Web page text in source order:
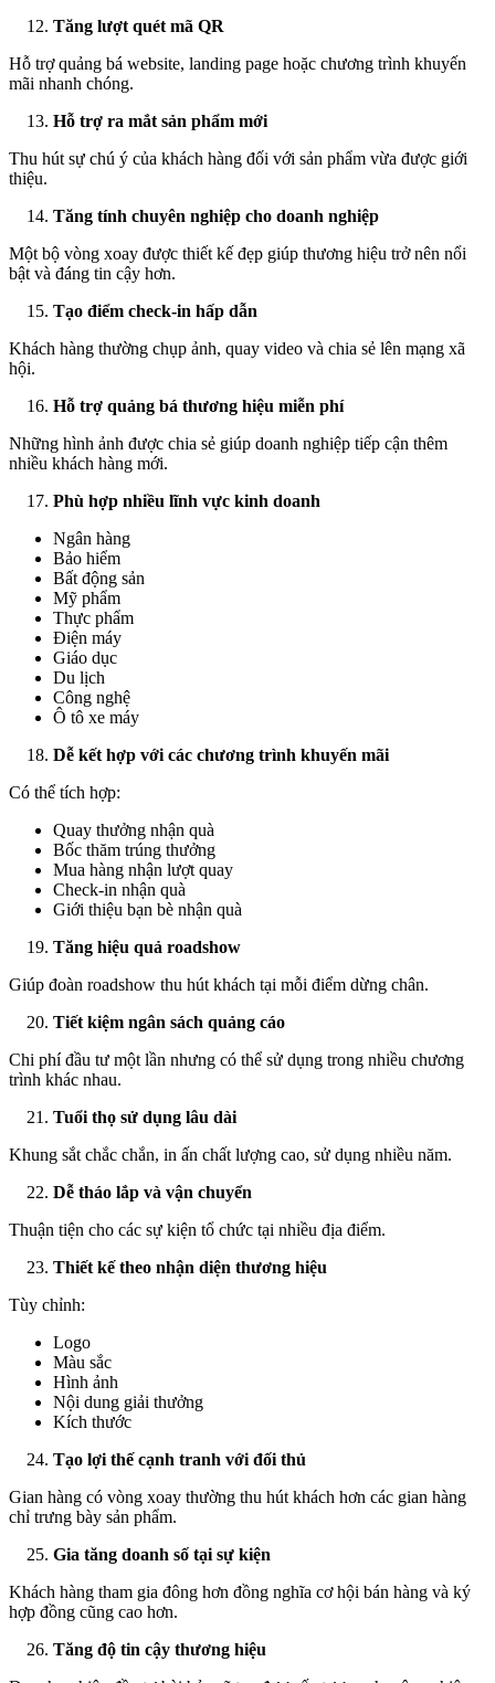
Tăng lượt quét mã QR
Hỗ trợ quảng bá website, landing page hoặc chương trình khuyến
mãi nhanh chóng.
Hỗ trợ ra mắt sản phẩm mới
Thu hút sự chú ý của khách hàng đối với sản phẩm vừa được giới
thiệu.
Tăng tính chuyên nghiệp cho doanh nghiệp
Một bộ vòng xoay được thiết kế đẹp giúp thương hiệu trở nên nổi
bật và đáng tin cậy hơn.
Tạo điểm check-in hấp dẫn
Khách hàng thường chụp ảnh, quay video và chia sẻ lên mạng xã
hội.
Hỗ trợ quảng bá thương hiệu miễn phí
Những hình ảnh được chia sẻ giúp doanh nghiệp tiếp cận thêm
nhiều khách hàng mới.
Phù hợp nhiều lĩnh vực kinh doanh
Ngân hàng
Bảo hiểm
Bất động sản
Mỹ phẩm
Thực phẩm
Điện máy
Giáo dục
Du lịch
Công nghệ
Ô tô xe máy
Dễ kết hợp với các chương trình khuyến mãi
Có thể tích hợp:
Quay thưởng nhận quà
Bốc thăm trúng thưởng
Mua hàng nhận lượt quay
Check-in nhận quà
Giới thiệu bạn bè nhận quà
Tăng hiệu quả roadshow
Giúp đoàn roadshow thu hút khách tại mỗi điểm dừng chân.
Tiết kiệm ngân sách quảng cáo
Chi phí đầu tư một lần nhưng có thể sử dụng trong nhiều chương
trình khác nhau.
Tuổi thọ sử dụng lâu dài
Khung sắt chắc chắn, in ấn chất lượng cao, sử dụng nhiều năm.
Dễ tháo lắp và vận chuyển
Thuận tiện cho các sự kiện tổ chức tại nhiều địa điểm.
Thiết kế theo nhận diện thương hiệu
Tùy chỉnh:
Logo
Màu sắc
Hình ảnh
Nội dung giải thưởng
Kích thước
Tạo lợi thế cạnh tranh với đối thủ
Gian hàng có vòng xoay thường thu hút khách hơn các gian hàng
chỉ trưng bày sản phẩm.
Gia tăng doanh số tại sự kiện
Khách hàng tham gia đông hơn đồng nghĩa cơ hội bán hàng và ký
hợp đồng cũng cao hơn.
Tăng độ tin cậy thương hiệu